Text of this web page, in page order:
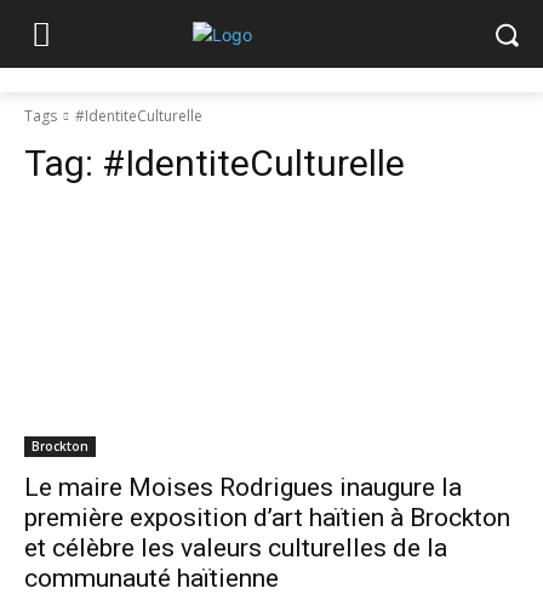
Tags #IdentiteCulturelle
Tag: #IdentiteCulturelle
Brockton
Le maire Moises Rodrigues inaugure la
première exposition d’art haïtien à Brockton
et célèbre les valeurs culturelles de la
communauté haïtienne